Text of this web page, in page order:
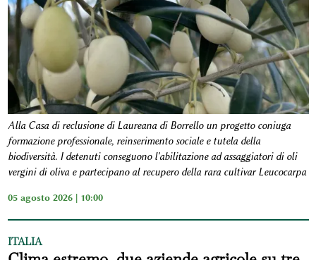
Alla Casa di reclusione di Laureana di Borrello un progetto coniuga
formazione professionale, reinserimento sociale e tutela della
biodiversità. I detenuti conseguono l'abilitazione ad assaggiatori di oli
vergini di oliva e partecipano al recupero della rara cultivar Leucocarpa
05 agosto 2026 | 10:00
ITALIA